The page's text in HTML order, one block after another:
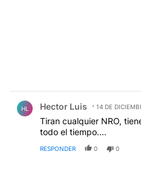
HL Hector Luis 14 DE
Tiran cualquier NRO,
todo el tiempo....
RESPONDER 0 0